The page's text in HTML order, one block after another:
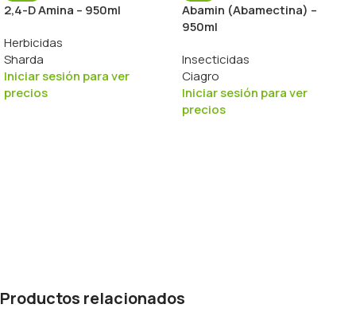
2,4-D Amina – 950ml
Herbicidas
Sharda
Iniciar sesión para ver
precios
Abamin (Abamectina) –
950ml
Insecticidas
Ciagro
Iniciar sesión para ver
precios
Productos relacionados